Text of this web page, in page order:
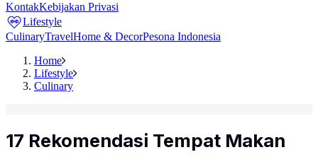
KontakKebijakan Privasi
Lifestyle
CulinaryTravelHome & DecorPesona Indonesia
Home
Lifestyle
Culinary
17 Rekomendasi Tempat Makan